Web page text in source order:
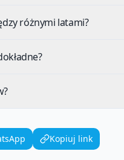
różnymi latami?
Kopiuj link